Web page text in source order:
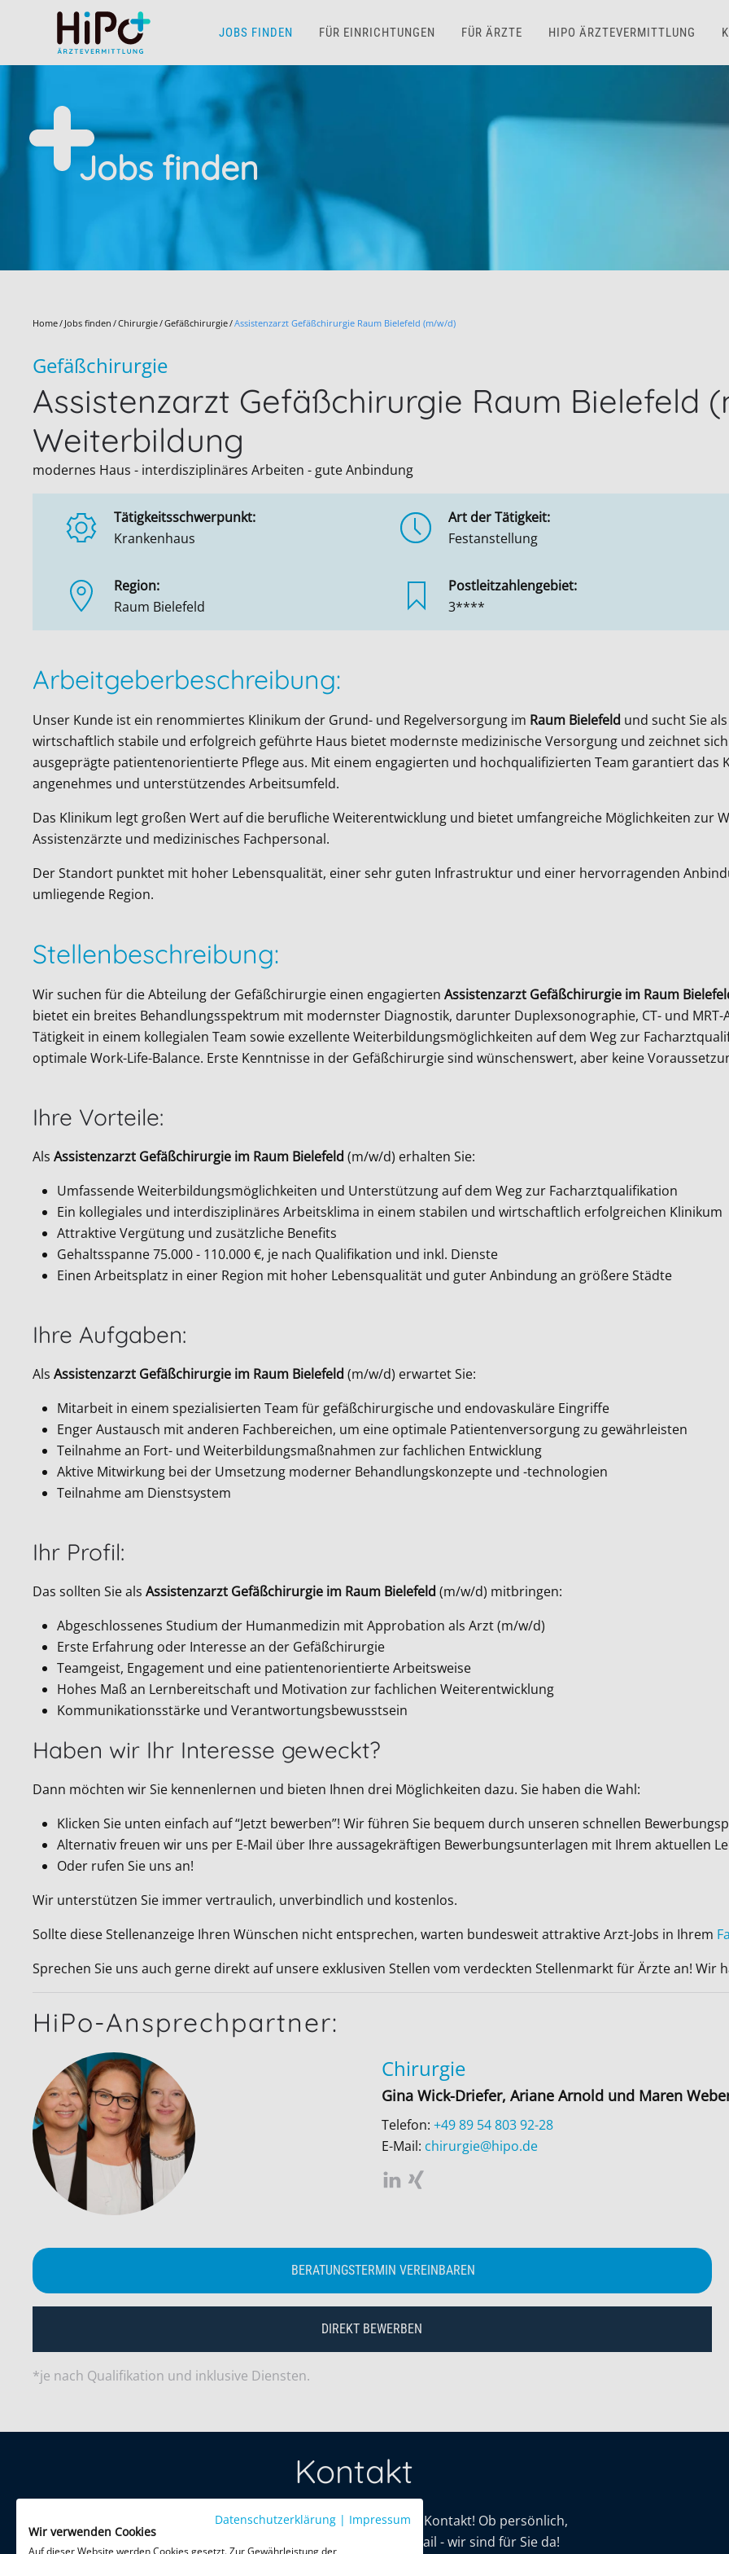
Skip to main content JOBS FINDEN FÜR EINRICHTUNGEN FÜR ÄRZTE HIPO ÄRZTEVERMITTLUNG
Jobs finden
Home Jobs finden Chirurgie Gefäßchirurgie Assistenzarzt Gefäßchirurgie Raum Bielefeld (m/w/d)
Gefäßchirurgie
Assistenzarzt Gefäßchirurgie Raum Bielefeld
Weiterbildung
modernes Haus - interdisziplinäres Arbeiten - gute Anbindung
Tätigkeitsschwerpunkt:
Krankenhaus
Art der Tätigkeit:
Festanstellung
Region:
Raum Bielefeld
Postleitzahlengebiet:
3****
Arbeitgeberbeschreibung:
Unser Kunde ist ein renommiertes Klinikum der Grund- und Regelversorgung im Raum Bielefeld und sucht Sie als
wirtschaftlich stabile und erfolgreich geführte Haus bietet modernste medizinische Versorgung und zeichnet
ausgeprägte patientenorientierte Pflege aus. Mit einem engagierten und hochqualifizierten Team garantiert das
angenehmes und unterstützendes Arbeitsumfeld.
Das Klinikum legt großen Wert auf die berufliche Weiterentwicklung und bietet umfangreiche Möglichkeiten zur
Assistenzärzte und medizinisches Fachpersonal.
Der Standort punktet mit hoher Lebensqualität, einer sehr guten Infrastruktur und einer hervorragenden
umliegende Region.
Stellenbeschreibung:
Wir suchen für die Abteilung der Gefäßchirurgie einen engagierten Assistenzarzt Gefäßchirurgie im Raum
bietet ein breites Behandlungsspektrum mit modernster Diagnostik, darunter Duplexsonographie, CT- und
Tätigkeit in einem kollegialen Team sowie exzellente Weiterbildungsmöglichkeiten auf dem Weg zur
optimale Work-Life-Balance. Erste Kenntnisse in der Gefäßchirurgie sind wünschenswert, aber keine
Ihre Vorteile:
Als Assistenzarzt Gefäßchirurgie im Raum Bielefeld (m/w/d) erhalten Sie:
Umfassende Weiterbildungsmöglichkeiten und Unterstützung auf dem Weg zur Facharztqualifikation
Ein kollegiales und interdisziplinäres Arbeitsklima in einem stabilen und wirtschaftlich erfolgreichen Klinikum
Attraktive Vergütung und zusätzliche Benefits
Gehaltsspanne 75.000 - 110.000 €, je nach Qualifikation und inkl. Dienste
Einen Arbeitsplatz in einer Region mit hoher Lebensqualität und guter Anbindung an größere Städte
Ihre Aufgaben:
Als Assistenzarzt Gefäßchirurgie im Raum Bielefeld (m/w/d) erwartet Sie:
Mitarbeit in einem spezialisierten Team für gefäßchirurgische und endovaskuläre Eingriffe
Enger Austausch mit anderen Fachbereichen, um eine optimale Patientenversorgung zu gewährleisten
Teilnahme an Fort- und Weiterbildungsmaßnahmen zur fachlichen Entwicklung
Aktive Mitwirkung bei der Umsetzung moderner Behandlungskonzepte und -technologien
Teilnahme am Dienstsystem
Ihr Profil:
Das sollten Sie als Assistenzarzt Gefäßchirurgie im Raum Bielefeld (m/w/d) mitbringen:
Abgeschlossenes Studium der Humanmedizin mit Approbation als Arzt (m/w/d)
Erste Erfahrung oder Interesse an der Gefäßchirurgie
Teamgeist, Engagement und eine patientenorientierte Arbeitsweise
Hohes Maß an Lernbereitschaft und Motivation zur fachlichen Weiterentwicklung
Kommunikationsstärke und Verantwortungsbewusstsein
Haben wir Ihr Interesse geweckt?
Dann möchten wir Sie kennenlernen und bieten Ihnen drei Möglichkeiten dazu. Sie haben die Wahl:
Klicken Sie unten einfach auf “Jetzt bewerben”! Wir führen Sie bequem durch unseren schnellen
Alternativ freuen wir uns per E-Mail über Ihre aussagekräftigen Bewerbungsunterlagen mit Ihrem aktuellen
Oder rufen Sie uns an!
Wir unterstützen Sie immer vertraulich, unverbindlich und kostenlos.
Sollte diese Stellenanzeige Ihren Wünschen nicht entsprechen, warten bundesweit attraktive Arzt-Jobs in Ihrem
Sprechen Sie uns auch gerne direkt auf unsere exklusiven Stellen vom verdeckten Stellenmarkt für Ärzte an! Wir
HiPo-Ansprechpartner:
Chirurgie
Gina Wick-Driefer, Ariane Arnold und Maren
Telefon:+49 89 54 803 92-28
E-Mail: chirurgie@hipo.de
BERATUNGSTERMIN VEREINBAREN
DIREKT BEWERBEN
*je nach Qualifikation und inklusive Diensten.
Kontakt
Treten Sie mit uns in Kontakt! Ob persönlich,
per Telefon oder E-Mail - wir sind für Sie da!
Datenschutzerklärung | Impressum
Wir verwenden Cookies
Auf dieser Website werden Cookies gesetzt. Zur Gewährleistung der